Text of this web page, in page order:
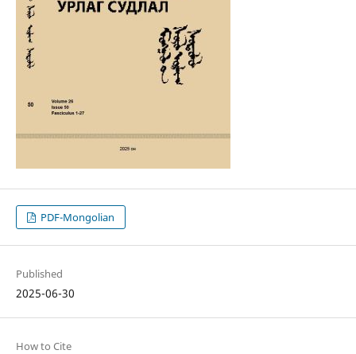
PDF-Mongolian
Published
2025-06-30
How to Cite